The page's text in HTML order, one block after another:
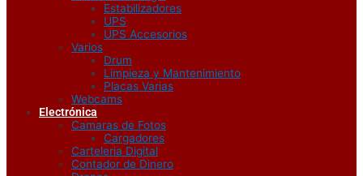
Estabilizadores
UPS
UPS Accesorios
Varios
Drum
Limpieza y Mantenimiento
Placas Varias
Webcams
Electrónica
Camaras de Fotos
Cargadores
Carteleria Digital
Contador de Dinero